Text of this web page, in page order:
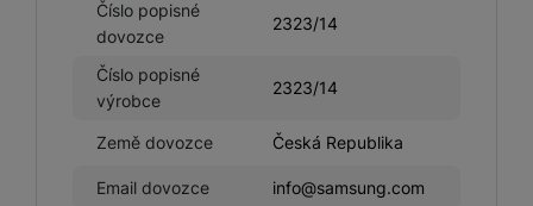
Číslo popisné
dovozce
2323/14
Číslo popisné
výrobce
2323/14
Země dovozce Česká Republika
Email dovozce info@samsung.com